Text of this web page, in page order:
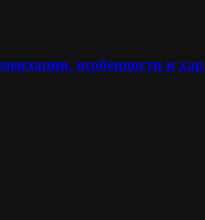
особенности и